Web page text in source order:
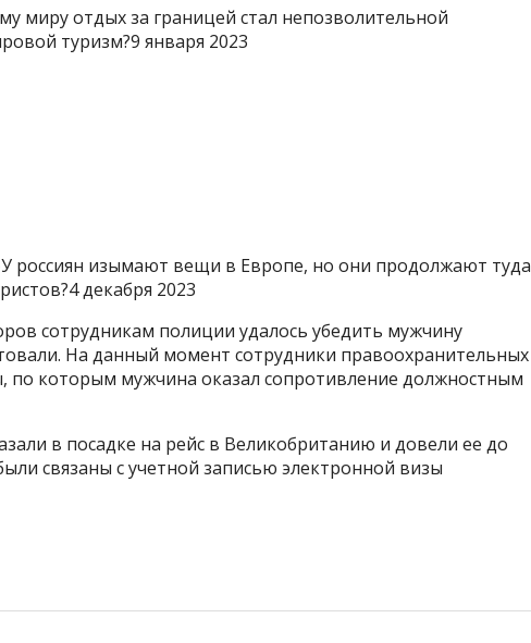
миру отдых за границей стал непозволительной
туризм?9 января 2023
россиян изымают вещи в Европе, но они продолжают туда
декабря 2023
сотрудникам полиции удалось убедить мужчину
На данный момент сотрудники правоохранительных
по которым мужчина оказал сопротивление должностным
в посадке на рейс в Великобританию и довели ее до
связаны с учетной записью электронной визы